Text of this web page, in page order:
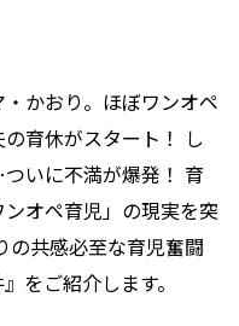
かおり。ほぼワンオペ
育休がスタート！ し
いに不満が爆発！ 育
オペ育児」の現実を突
の共感必至な育児奮闘
をご紹介します。